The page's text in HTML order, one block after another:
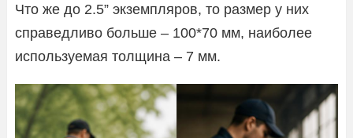
Что же до 2.5” экземпляров, то размер у них
справедливо больше – 100*70 мм, наиболее
используемая толщина – 7 мм.